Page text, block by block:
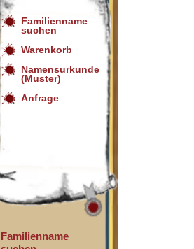
Familienname
suchen
Warenkorb
Namensurkunde
(Muster)
Anfrage
Familienname